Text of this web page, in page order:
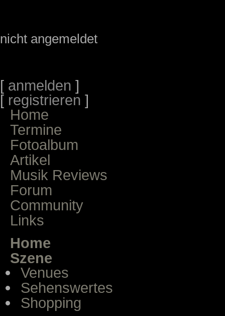
nicht angemeldet
[ anmelden ]
[ registrieren ]
Home
Termine
Fotoalbum
Artikel
Musik Reviews
Forum
Community
Links
Home
Szene
Venues
Sehenswertes
Shopping